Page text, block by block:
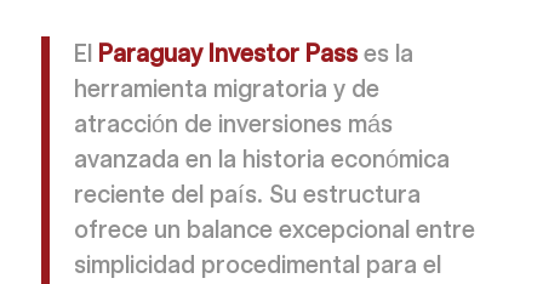
El Paraguay Investor Passes la
herramienta migratoria y de
atracción de inversiones más
avanzada en la historia económica
reciente del país. Su estructura
ofrece un balance excepcional entre
simplicidad procedimental para el